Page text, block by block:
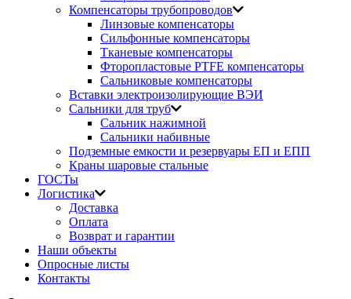
Компенсаторы трубопроводов
Линзовые компенсаторы
Сильфонные компенсаторы
Тканевые компенсаторы
Фторопластовые PTFE компенсаторы
Сальниковые компенсаторы
Вставки электроизолирующие ВЭИ
Сальники для труб
Сальник нажимной
Сальники набивные
Подземные емкости и резервуары ЕП и ЕПП
Краны шаровые стальные
ГОСТы
Логистика
Доставка
Оплата
Возврат и гарантии
Наши объекты
Опросные листы
Контакты